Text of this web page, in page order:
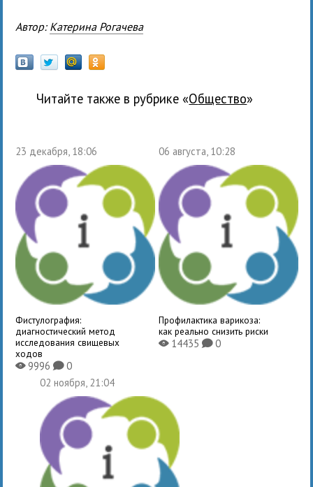
Автор: Катерина Рогачева
Читайте также в рубрике « общество»
23 декабря, 18:06
Фистулография:
диагностический метод
исследования свищевых
ходов
X9996K0
06 августа, 10:28
Профилактика варикоза:
как реально снизить риски
X14435 K0
02 ноября, 21:04